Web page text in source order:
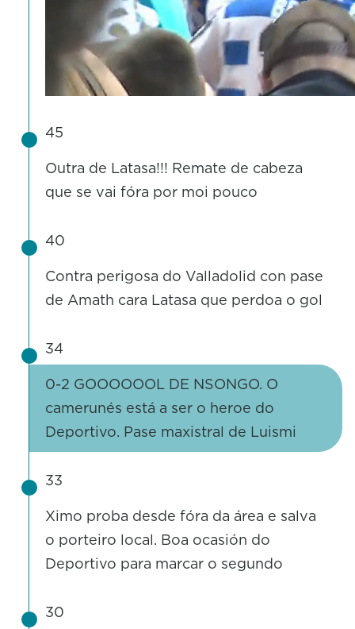
30
33
Ximo proba desde fóra da área e salva
o porteiro local. Boa ocasión do
Deportivo para marcar o segundo
34
0-2 GOOOOOOL DE NSONGO. O
camerunés está a ser o heroe do
Deportivo. Pase maxistral de Luismi
40
Contra perigosa do Valladolid con pase
de Amath cara Latasa que perdoa o gol
45
Outra de Latasa!!! Remate de cabeza
que se vai fóra por moi pouco